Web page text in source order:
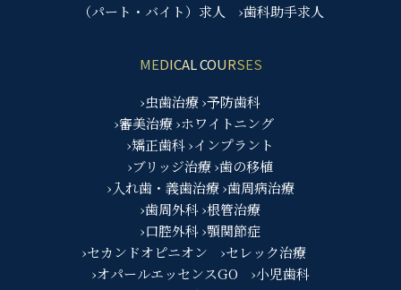
（パート・バイト）求人
›歯科助手求人
MEDICAL COURSES
›虫歯治療›予防歯科
›審美治療 ›ホワイトニング
›矯正歯科›インプラント
›ブリッジ治療›歯の移植
›入れ歯・義歯治療 ›歯周病治療
›歯周外科›根管治療
›口腔外科›顎関節症
›セカンドオピニオン
›セレック治療
›オパールエッセンスGO
›小児歯科